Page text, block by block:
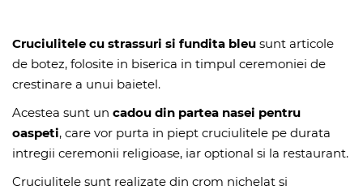
Cruciulitele cu strassuri si fundita bleu sunt articole
de botez, folosite in biserica in timpul ceremoniei de
crestinare a unui baietel.
Acestea sunt un cadou din partea nasei pentru
oaspeti, care vor purta in piept cruciulitele pe durata
intregii ceremonii religioase, iar optional si la restaurant.
Cruciulitele sunt realizate din crom nichelat si